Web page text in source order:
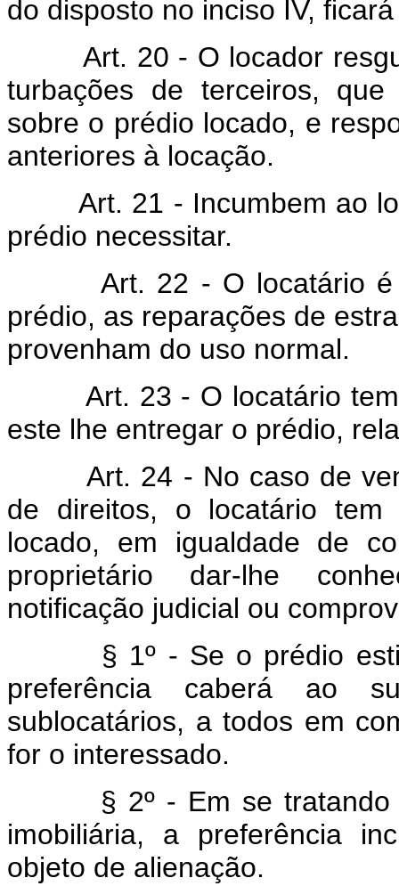
do disposto no inciso IV,
Art. 20 - O locador
turbações de terceiros,
sobre o prédio locado, e
anteriores à locação.
Art. 21 - Incumbem ao
prédio necessitar.
Art. 22 - O locatário é
prédio, as reparações de
provenham do uso normal.
Art. 23 - O locatário tem
este lhe entregar o prédio,
Art. 24 - No caso de
de direitos, o locatário tem
locado, em igualdade de
proprietário dar-lhe
notificação judicial ou
§ 1º - Se o prédio
preferência caberá ao
sublocatários, a todos em
for o interessado.
§ 2º - Em se tratando
imobiliária, a preferência
objeto de alienação.